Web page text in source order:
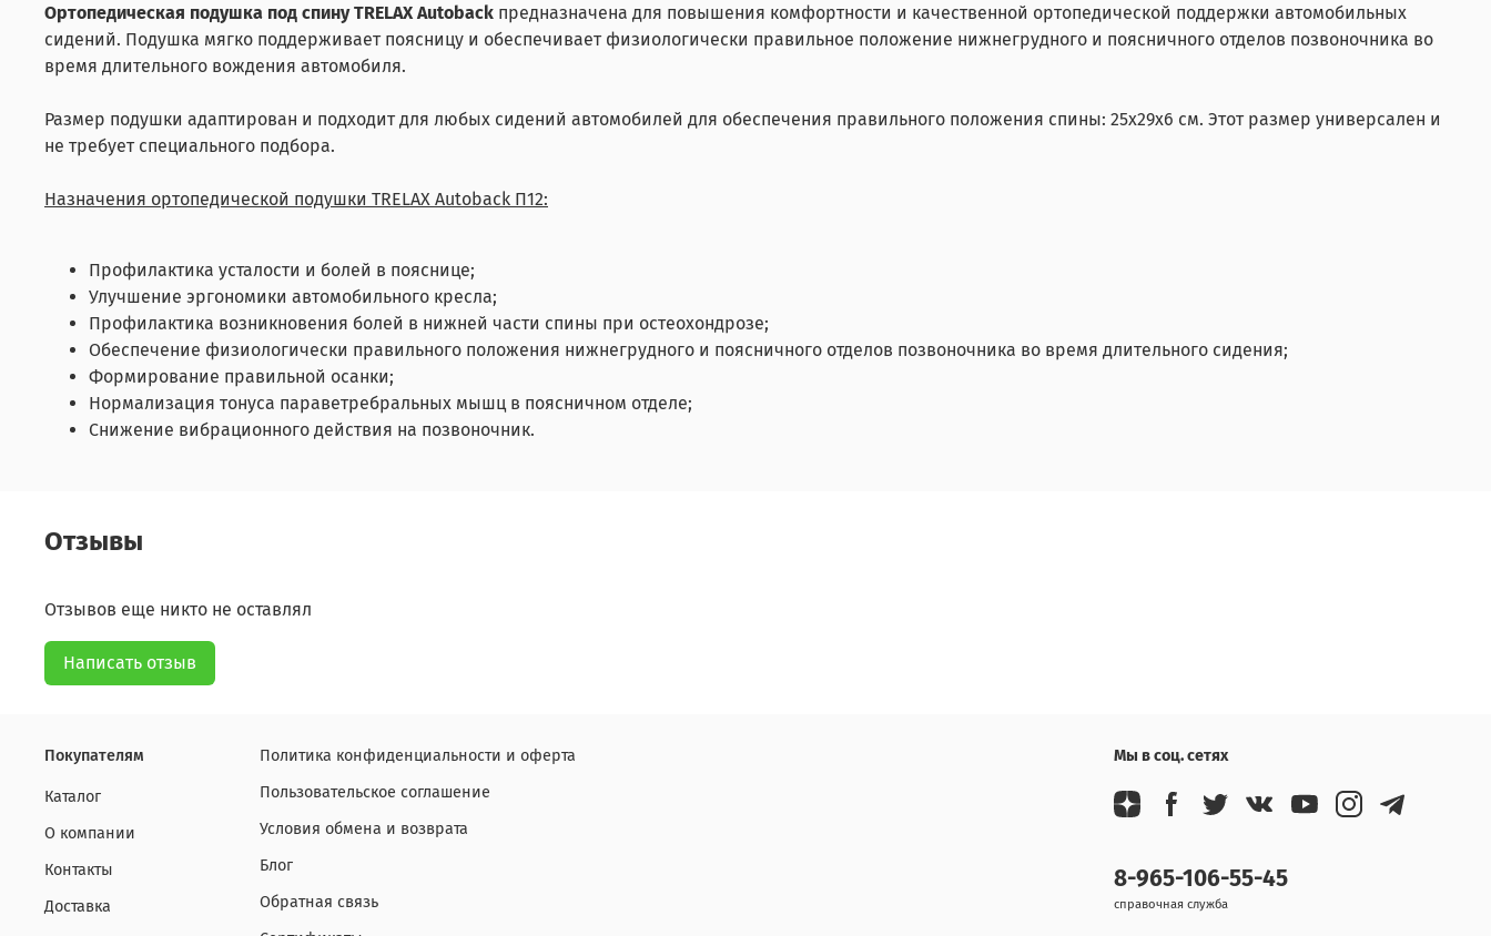
Ортопедическая подушка под спину TRELAX Autoback предназначена для повышения комфортности и качественной ортопедической поддержки автомобильных
сидений. Подушка мягко поддерживает поясницу и обеспечивает физиологически правильное положение нижнегрудного и поясничного отделов позвоночника во
время длительного вождения автомобиля.
Размер подушки адаптирован и подходит для любых сидений автомобилей для обеспечения правильного положения спины: 25х29х6 см. Этот размер универсален и
не требует специального подбора.
Назначения ортопедической подушки TRELAX Autoback П12:
Профилактика усталости и болей в пояснице;
Улучшение эргономики автомобильного кресла;
Профилактика возникновения болей в нижней части спины при остеохондрозе;
Обеспечение физиологически правильного положения нижнегрудного и поясничного отделов позвоночника во время длительного сидения;
Формирование правильной осанки;
Нормализация тонуса параветребральных мышц в поясничном отделе;
Снижение вибрационного действия на позвоночник.
Отзывы
Отзывов еще никто не оставлял
Написать отзыв
Покупателям
Каталог
О компании
Контакты
Доставка
Политика конфиденциальности и оферта
Пользовательское соглашение
Условия обмена и возврата
Блог
Обратная связь
Мы в соц. сетях
8-965-106-55-45
справочная служба